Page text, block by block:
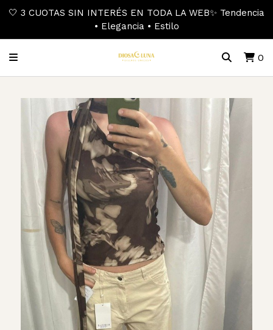
🤍 3 CUOTAS SIN INTERÉS EN TODA LA WEB✨ Tendencia
• Elegancia • Estilo
0